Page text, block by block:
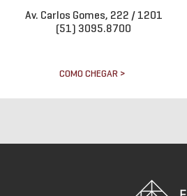
Av. Carlos Gomes, 222 / 1201
(51) 3095.8700
COMO CHEGAR >